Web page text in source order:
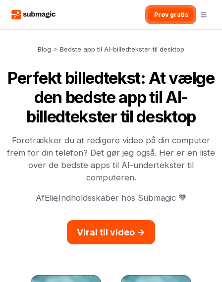
Prøv gratis
Blog > Bedste app til AI-billedtekster til desktop
Perfekt billedtekst: At vælge
den bedste app til AI-
billedtekster til desktop
Foretrækker du at redigere video på din computer
frem for din telefon? Det gør jeg også. Her er en liste
over de bedste apps til AI-undertekster til
computeren.
AfElie,Indholdsskaber hos Submagic 🧡
Viral til video ->